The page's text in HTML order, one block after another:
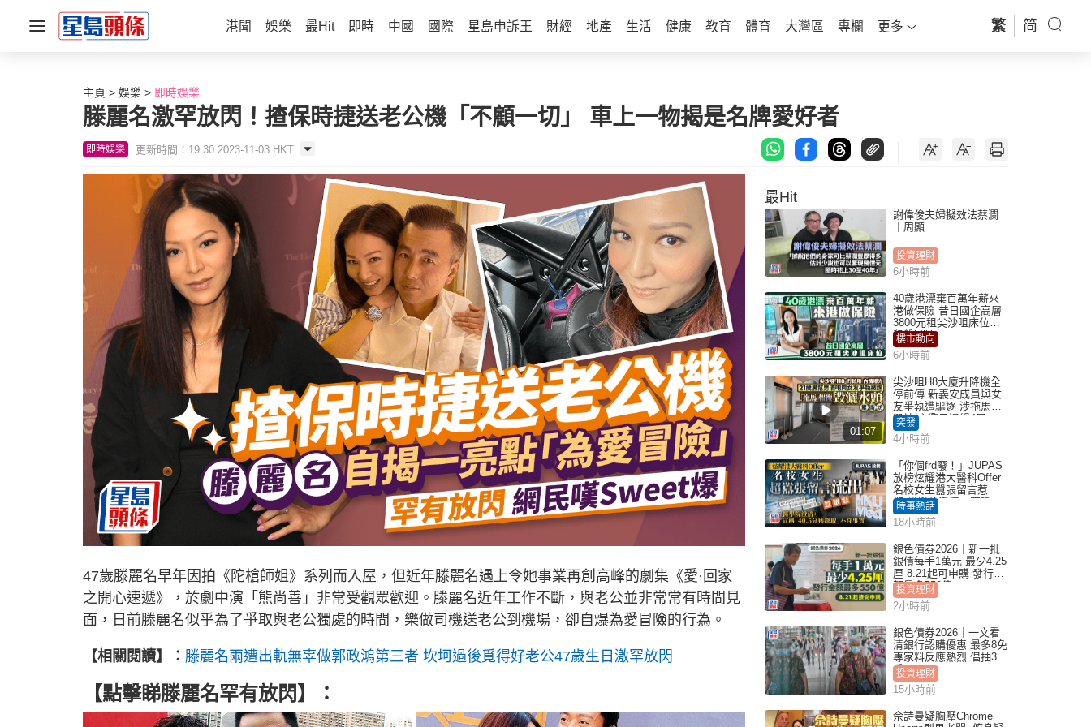
港聞 娛樂 最Hit 即時 中國 國際 星島申訴王 財經 地產 生活 健康 教育 體育 大灣區 專欄 更多 繁 简
主頁 娛樂 即時娛樂
滕麗名激罕放閃！揸保時捷送老公機「不顧一切」 車上一物揭是名牌愛好者
即時娛樂 更新時間：19:30 2023-11-03 HKT
47歲滕麗名早年因拍《陀槍師姐》系列而入屋，但近年滕麗名遇上令她事業再創高峰的劇集《愛·回家
之開心速遞》，於劇中演「熊尚善」非常受觀眾歡迎。滕麗名近年工作不斷，與老公並非常常有時間見
面，日前滕麗名似乎為了爭取與老公獨處的時間，樂做司機送老公到機場，卻自爆為愛冒險的行為。
【相關閱讀】： 滕麗名兩遭出軌無辜做郭政鴻第三者 坎坷過後覓得好老公47歲生日激罕放閃
【點擊睇滕麗名罕有放閃】：
最Hit
謝偉俊夫婦擬效法蔡瀾
｜周顯
投資理財
6小時前
40歲港漂棄百萬年薪來
港做保險 昔日國企高層
3800元租尖沙咀床位｜
租盤Million
樓市動向
6小時前
01:07
尖沙咀H8大廈升降機全
停前傳 新義安成員與女
友爭執遭驅逐 涉拖馬刑
毀被捕 警另通緝4男
突發
4小時前
「你個frd廢！」JUPAS
放榜炫耀港大醫科Offer
名校女生囂張留言惹眾
怒 醫學院澄清：宣稱
「40.5分獲錄取」不符事
實｜Juicy叮
時事熱話
18小時前
銀色債券2026｜新一批
銀債每手1萬元 最少4.25
厘 8.21起可申購 發行金
額最多550億
投資理財
2小時前
銀色債券2026｜一文看
清銀行認購優惠 最多8免
專家料反應熱烈 倡抽30
手
投資理財
15小時前
佘詩曼疑胸壓Chrome